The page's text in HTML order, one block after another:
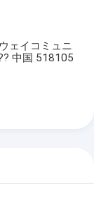
ェイコミュニ
中国 518105